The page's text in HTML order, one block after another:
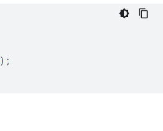
);